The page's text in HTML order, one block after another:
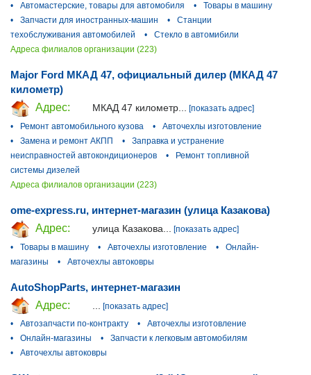
•
Автомастерские, товары для автомобиля •
Товары в машину
•
Запчасти для иностранных-машин •
Станции
техобслуживания автомобилей
•
Стекло в автомибили
Адреса филиалов организации (223)
Major Ford МКАД 47, официальный дилер (МКАД 47
километр)
Адрес:
МКАД 47 километр...
[показать адрес]
•
Ремонт автомобильного кузова •
Авточехлы изготовление
•
Замена и ремонт АКПП •
Заправка и устранение
неисправностей автокондиционеров
•
Ремонт топливной
системы дизелей
Адреса филиалов организации (223)
ome-express.ru, интернет-магазин (улица Казакова)
Адрес:
улица Казакова...
[показать адрес]
•
Товары в машину • Авточехлы изготовление •
Онлайн-
магазины
• Авточехлы автоковры
AutoShopParts, интернет-магазин
Адрес:
[показать адрес]
•
Автозапчасти по-контракту •
Авточехлы изготовление
•
Онлайн-магазины •
Запчасти к легковым автомобилям
•
Авточехлы автоковры